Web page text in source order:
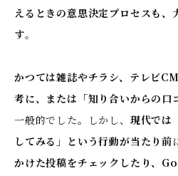
えるときの意思決定プロセスも、
す。
かつては雑誌やチラシ、テレビ
考に、または「知り合いからの口
一般的でした。しかし、 現代では
してみる」という行動が当たり前
かけた投稿をチェックしたり、